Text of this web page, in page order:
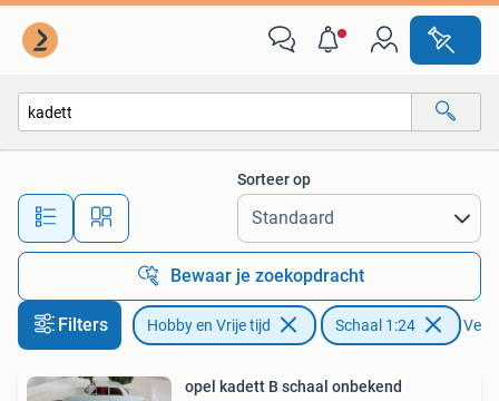
Alle afstanden…
Sorteer op
Bewaar je zoekopdracht
Filters Hobby en Vrije tijd Schaal 1:24
opel kadett B schaal onbekend